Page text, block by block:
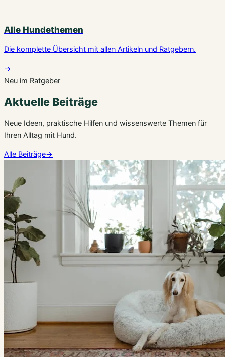
Alle Hundethemen
Die komplette Übersicht mit allen Artikeln und Ratgebern.
→
Neu im Ratgeber
Aktuelle Beiträge
Neue Ideen, praktische Hilfen und wissenswerte Themen für
Ihren Alltag mit Hund.
Alle Beiträge→